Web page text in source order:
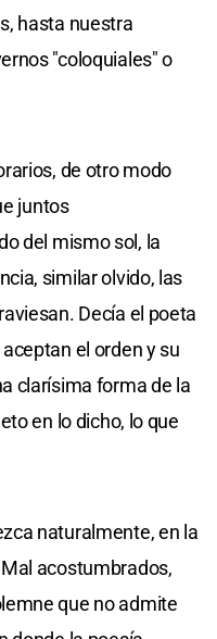
hasta nuestra
"coloquiales" o
de otro modo
juntos
del mismo sol, la
similar olvido, las
Decía el poeta
el orden y su
clarísima forma de la
en lo dicho, lo que
naturalmente, en la
acostumbrados,
que no admite